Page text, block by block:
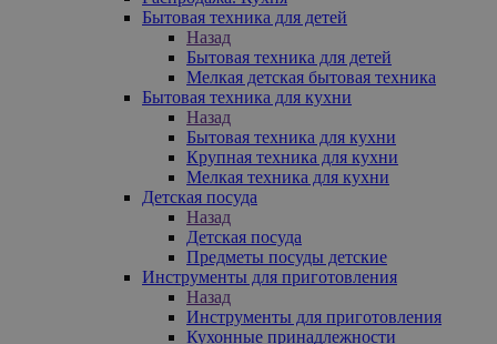
Бытовая техника для детей
Назад
Бытовая техника для детей
Мелкая детская бытовая техника
Бытовая техника для кухни
Назад
Бытовая техника для кухни
Крупная техника для кухни
Мелкая техника для кухни
Детская посуда
Назад
Детская посуда
Предметы посуды детские
Инструменты для приготовления
Назад
Инструменты для приготовления
Кухонные принадлежности